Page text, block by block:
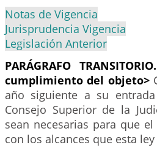
Notas de Vigencia
Jurisprudencia Vigencia
Legislación Anterior
PARÁGRAFO TRANSITORIO.
cumplimiento del objeto>
año siguiente a su
Consejo Superior de la
sean necesarias para que
con los alcances que esta